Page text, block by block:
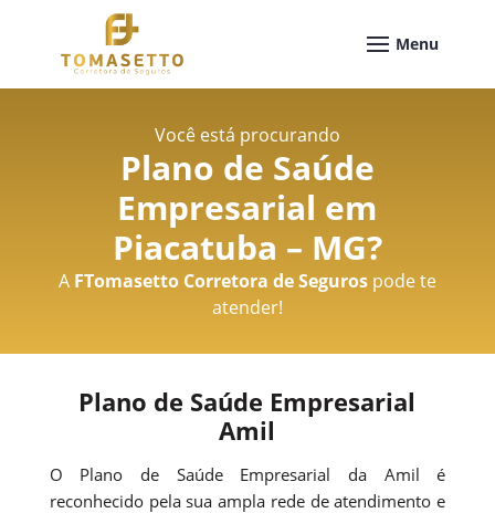
Você está procurando
Plano de Saúde
Empresarial em
Piacatuba – MG?
A FTomasetto Corretora de Segurospode te
atender!
Plano de Saúde Empresarial
Amil
O Plano de Saúde Empresarial da Amil é
reconhecido pela sua ampla rede de atendimento e